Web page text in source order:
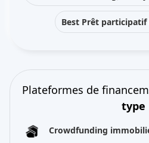
Best Prêt participatif
Plateformes de
type
Crowdfunding